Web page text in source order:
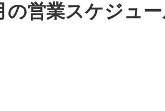
の営業スケジュ